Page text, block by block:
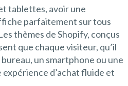
tablettes, avoir une
parfaitement sur tous
thèmes de Shopify, conçus
que chaque visiteur, qu’il
un smartphone ou une
d’achat fluide et